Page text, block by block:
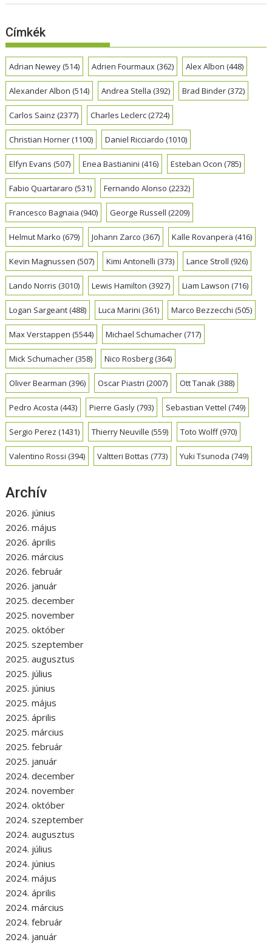
Címkék
Adrian Newey(514) Adrien Fourmaux(362) Alex Albon (448)
Alexander Albon (514) Andrea Stella (392) Brad Binder(372)
Carlos Sainz (2377) Charles Leclerc(2724)
Christian Horner(1100) Daniel Ricciardo (1010)
Elfyn Evans (507) Enea Bastianini (416) Esteban Ocon (785)
Fabio Quartararo (531) Fernando Alonso (2232)
Francesco Bagnaia (940) George Russell (2209)
Helmut Marko (679) Johann Zarco (367) Kalle Rovanpera (416)
Kevin Magnussen (507) Kimi Antonelli (373) Lance Stroll (926)
Lando Norris (3010) Lewis Hamilton (3927) Liam Lawson (716)
Logan Sargeant(488) Luca Marini (361) Marco Bezzecchi (505)
Max Verstappen (5544) Michael Schumacher(717)
Mick Schumacher(358) Nico Rosberg(364)
Oliver Bearman (396) Oscar Piastri (2007) Ott Tanak(388)
Pedro Acosta (443) Pierre Gasly(793) Sebastian Vettel (749)
Sergio Perez (1431) Thierry Neuville (559) Toto Wolff(970)
Valentino Rossi (394) Valtteri Bottas (773) Yuki Tsunoda (749)
Archív
2026. június
2026. május
2026. április
2026. március
2026. február
2026. január
2025. december
2025. november
2025. október
2025. szeptember
2025. augusztus
2025. július
2025. június
2025. május
2025. április
2025. március
2025. február
2025. január
2024. december
2024. november
2024. október
2024. szeptember
2024. augusztus
2024. július
2024. június
2024. május
2024. április
2024. március
2024. február
2024. január